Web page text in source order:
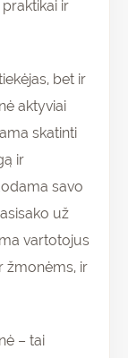
ir
bet ir
aktyviai
skatinti
ir
savo
už
vartotojus
žmonėms, ir
– tai